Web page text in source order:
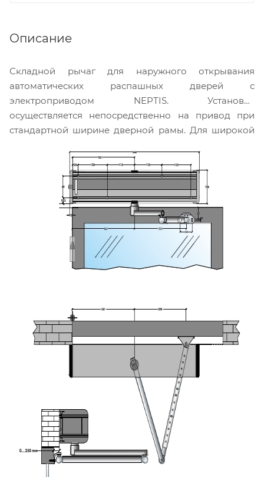
Описание
Складной рычаг для наружного открывания
автоматических распашных дверей с
электроприводом NEPTIS. Установка
осуществляется непосредственно на привод при
стандартной ширине дверной рамы. Для широкой